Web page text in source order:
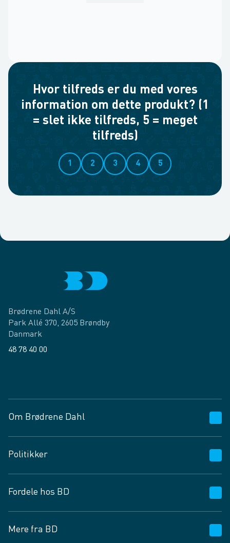
Hvor tilfreds er du med vores
information om dette produkt? (1
= slet ikke tilfreds, 5 = meget
tilfreds)
1 2 3 4 5
Brødrene Dahl A/S
Park Allé 370, 2605 Brøndby
Danmark
48 78 40 00
Om Brødrene Dahl
Vagttelefon 30 10 89 89
Spørgsmål og svar
Job og karriere
Fødevarekontrolrapport
Politikker
Privatlivspolitik
Cookies
Vilkår og betingelser
Fordele hos BD
BD app
Mere fra BD